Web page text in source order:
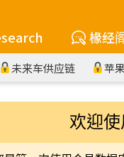
椽经
未来车供应链 苹
欢迎